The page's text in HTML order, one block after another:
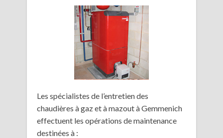
Les spécialistes de l’entretien des
chaudières à gaz et à mazout à Gemmenich
effectuent les opérations de maintenance
destinées à :